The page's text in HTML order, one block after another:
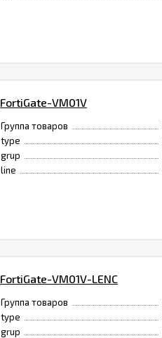
FortiGate-VM01V
Группа товаров
type
grup
line
FortiGate-VM01V-LENC
Группа товаров
type
grup